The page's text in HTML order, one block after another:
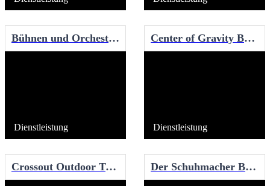
Bühnen und Orchester - Stadt Bielefeld
Dienstleistung
Center of Gravity Boulderhalle
Dienstleistung
Crossout Outdoor Training Der Schuhmacher Bielefeld